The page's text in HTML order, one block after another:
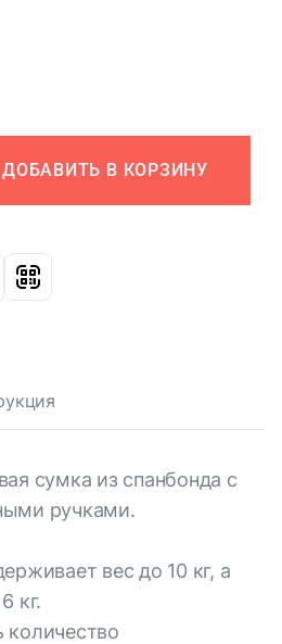
ДОБАВИТЬ В КОРЗИНУ
сумка из спанбонда с
ручками.
вес до 10 кг, а
кг.